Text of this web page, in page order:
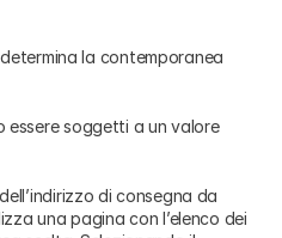
la contemporanea
essere soggetti a un valore
di consegna da
una pagina con l’elenco dei